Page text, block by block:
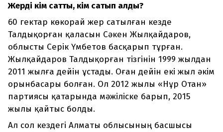
Жерді кім сатты, кім сатып алды?
60 гектар көкорай жер сатылған кезде
Талдықорған қаласын Сәкен Жылқайдаров,
облысты Серік Үмбетов басқарып тұрған.
Жылқайдаров Талдықорған тізгінін 1999 жылдан
2011 жылға дейін ұстады. Оған дейін екі жыл әкім
орынбасары болған. Ол 2012 жылы «Нұр Отан»
партиясы қатарында мәжіліске барып, 2015
жылы қайтыс болды.
Ал сол кездегі Алматы облысының басшысы